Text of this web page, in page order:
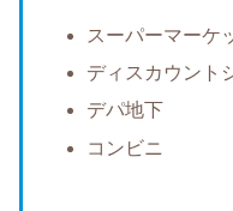
スーパーマーケ
ディスカウント
デパ地下
コンビニ